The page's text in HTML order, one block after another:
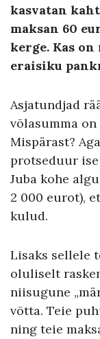
kasvatan
maksan 60
kerge. Kas
eraisiku
Asjatundjad
võlasumma
Mispärast?
protseduur
Juba kohe
2 000 eurot),
kulud.
Lisaks sellele
oluliselt
niisugune
võtta. Teie
ning teie